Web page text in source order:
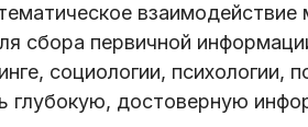
сбора первичной
социологии, психологии,
глубокую, достоверную